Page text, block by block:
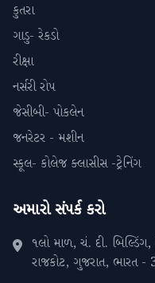
કુતરા
ગાડુ- રેકડો
રીક્ષા
નર્સરી રોપ
જેસીબી- પોકલેન
જનરેટર - મશીન
સ્કૂલ- કોલેજ ક્લાસીસ -ટ્રેનિંગ
અમારો સંપર્ક કરો
૧લો માળ, ચં. દી.
રાજકોટ, ગુજરાત, ભારત -